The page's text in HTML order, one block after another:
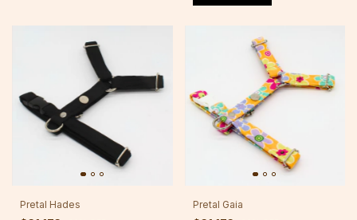
Pretal Hades Pretal Gaia